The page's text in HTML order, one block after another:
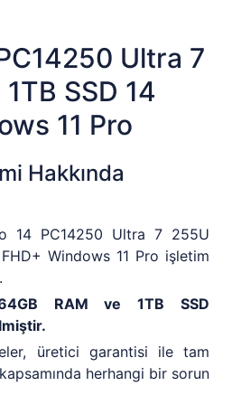
Ultra 7
SSD 14
11 Pro
Hakkında
14 PC14250 Ultra 7 255U
Windows 11 Pro işletim
RAM ve 1TB SSD
üretici garantisi ile tam
herhangi bir sorun